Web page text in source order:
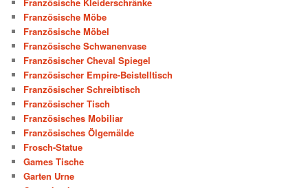
Französische Möbe
Französische Möbel
Französische Schwanenvase
Französischer Cheval Spiegel
Französischer Empire-Beistelltisch
Französischer Schreibtisch
Französischer Tisch
Französisches Mobiliar
Französisches Ölgemälde
Frosch-Statue
Games Tische
Garten Urne